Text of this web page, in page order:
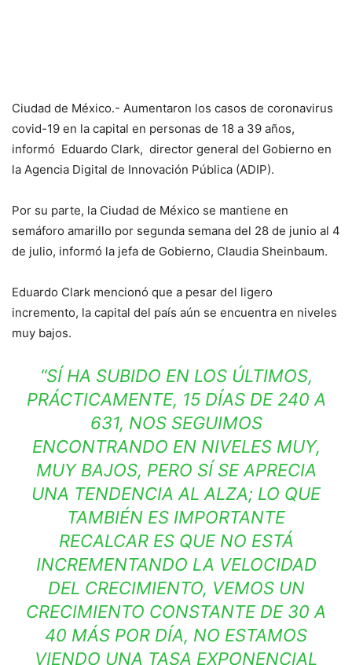
Ciudad de México.- Aumentaron los casos de coronavirus
covid-19 en la capital en personas de 18 a 39 años,
informó Eduardo Clark, director general del Gobierno en
la Agencia Digital de Innovación Pública (ADIP).
Por su parte, la Ciudad de México se mantiene en
semáforo amarillo por segunda semana del 28 de junio al 4
de julio, informó la jefa de Gobierno, Claudia Sheinbaum.
Eduardo Clark mencionó que a pesar del ligero
incremento, la capital del país aún se encuentra en niveles
muy bajos.
“SÍ HA SUBIDO EN LOS ÚLTIMOS,
PRÁCTICAMENTE, 15 DÍAS DE 240 A
631, NOS SEGUIMOS
ENCONTRANDO EN NIVELES MUY,
MUY BAJOS, PERO SÍ SE APRECIA
UNA TENDENCIA AL ALZA; LO QUE
TAMBIÉN ES IMPORTANTE
RECALCAR ES QUE NO ESTÁ
INCREMENTANDO LA VELOCIDAD
DEL CRECIMIENTO, VEMOS UN
CRECIMIENTO CONSTANTE DE 30 A
40 MÁS POR DÍA, NO ESTAMOS
VIENDO UNA TASA EXPONENCIAL